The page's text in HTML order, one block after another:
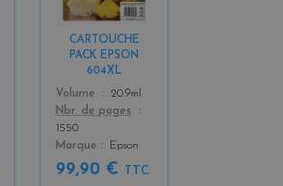
CARTOUCHE
PACK EPSON
604XL
Color
c
k
+
Volume
20.9ml
Nbr. de pages
1550
Marque
Epson
99,90 € TTC